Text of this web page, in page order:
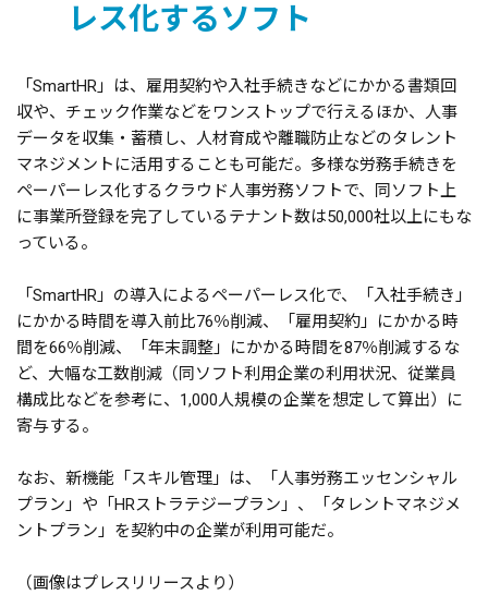
レス化するソフト
「SmartHR」は、雇用契約や入社手続きなどにかかる書類回
収や、チェック作業などをワンストップで行えるほか、人事
データを収集・蓄積し、人材育成や離職防止などのタレント
マネジメントに活用することも可能だ。多様な労務手続きを
ペーパーレス化するクラウド人事労務ソフトで、同ソフト上
に事業所登録を完了しているテナント数は50,000社以上にもな
っている。
「SmartHR」の導入によるペーパーレス化で、「入社手続き」
にかかる時間を導入前比76％削減、「雇用契約」にかかる時
間を66％削減、「年末調整」にかかる時間を87％削減するな
ど、大幅な工数削減（同ソフト利用企業の利用状況、従業員
構成比などを参考に、1,000人規模の企業を想定して算出）に
寄与する。
なお、新機能「スキル管理」は、「人事労務エッセンシャル
プラン」や「HRストラテジープラン」、「タレントマネジメ
ントプラン」を契約中の企業が利用可能だ。
（画像はプレスリリースより）